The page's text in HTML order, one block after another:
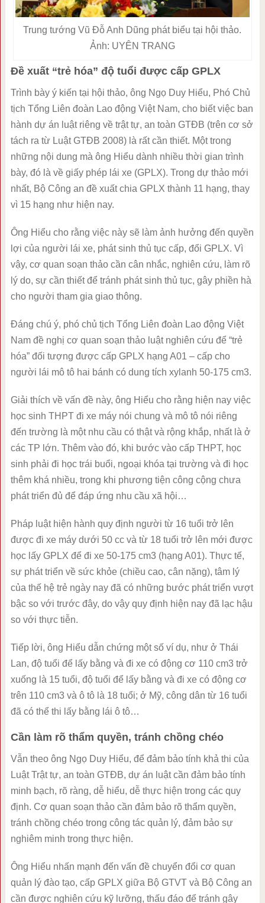
Trung tướng Vũ Đỗ Anh Dũng phát biểu tại hội thảo.
Ảnh: UYÊN TRANG
Đề xuất “trẻ hóa” độ tuổi được cấp GPLX
Trình bày ý kiến tại hội thảo, ông Ngọ Duy Hiểu, Phó Chủ
tịch Tổng Liên đoàn Lao động Việt Nam, cho biết việc ban
hành dự án luật riêng về trật tự, an toàn GTĐB (trên cơ sở
tách ra từ Luật GTĐB 2008) là rất cần thiết. Một trong
những nội dung mà ông Hiểu dành nhiều thời gian trình
bày, đó là về giấy phép lái xe (GPLX). Trong dự thảo mới
nhất, Bộ Công an đề xuất chia GPLX thành 11 hạng, thay
vì 15 hạng như hiện nay.
Ông Hiểu cho rằng việc này sẽ làm ảnh hưởng đến quyền
lợi của người lái xe, phát sinh thủ tục cấp, đổi GPLX. Vì
vậy, cơ quan soạn thảo cần cân nhắc, nghiên cứu, làm rõ
lý do, sự cần thiết để tránh phát sinh thủ tục, gây phiền hà
cho người tham gia giao thông.
Đáng chú ý, phó chủ tịch Tổng Liên đoàn Lao động Việt
Nam đề nghị cơ quan soạn thảo luật nghiên cứu để “trẻ
hóa” đối tượng được cấp GPLX hạng A01 – cấp cho
người lái mô tô hai bánh có dung tích xylanh 50-175 cm3.
Giải thích về vấn đề này, ông Hiểu cho rằng hiện nay việc
học sinh THPT đi xe máy nói chung và mô tô nói riêng
đến trường là một nhu cầu có thật và rộng khắp, nhất là ở
các TP lớn. Thêm vào đó, khi bước vào cấp THPT, học
sinh phải đi học trái buổi, ngoại khóa tại trường và đi học
thêm khá nhiều, trong khi phương tiện công cộng chưa
phát triển đủ để đáp ứng nhu cầu xã hội…
Pháp luật hiện hành quy định người từ 16 tuổi trở lên
được đi xe máy dưới 50 cc và từ 18 tuổi trở lên mới được
học lấy GPLX để đi xe 50-175 cm3 (hạng A01). Thực tế,
sự phát triển về sức khỏe (chiều cao, cân nặng), tâm lý
của thế hệ trẻ ngày nay đã có những bước phát triển vượt
bậc so với trước đây, do vậy quy định hiện nay đã lạc hậu
so với thực tiễn.
Tiếp lời, ông Hiểu dẫn chứng một số ví dụ, như ở Thái
Lan, độ tuổi để lấy bằng và đi xe có động cơ 110 cm3 trở
xuống là 15 tuổi, độ tuổi để lấy bằng và đi xe có động cơ
trên 110 cm3 và ô tô là 18 tuổi; ở Mỹ, công dân từ 16 tuổi
đã có thể thi lấy bằng lái ô tô…
Cần làm rõ thẩm quyền, tránh chồng chéo
Vẫn theo ông Ngọ Duy Hiểu, để đảm bảo tính khả thi của
Luật Trật tự, an toàn GTĐB, dự án luật cần đảm bảo tính
minh bạch, rõ ràng, dễ hiểu, dễ thực hiện trong các quy
định. Cơ quan soạn thảo cần đảm bảo rõ thẩm quyền,
tránh chồng chéo trong công tác quản lý, đảm bảo sự
nghiêm minh trong thực hiện.
Ông Hiểu nhấn mạnh đến vấn đề chuyển đổi cơ quan
quản lý đào tạo, cấp GPLX giữa Bộ GTVT và Bộ Công an
cần được nghiên cứu kỹ lưỡng, thấu đáo để tránh gây